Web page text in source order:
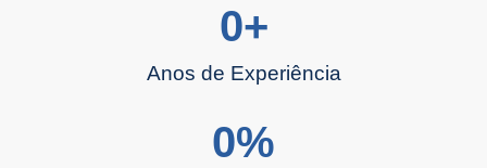
Anos de Experiência
0+
0%